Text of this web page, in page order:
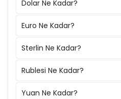
Dolar Ne Kadar?
Euro Ne Kadar?
Sterlin Ne Kadar?
Rublesi Ne Kadar?
Yuan Ne Kadar?